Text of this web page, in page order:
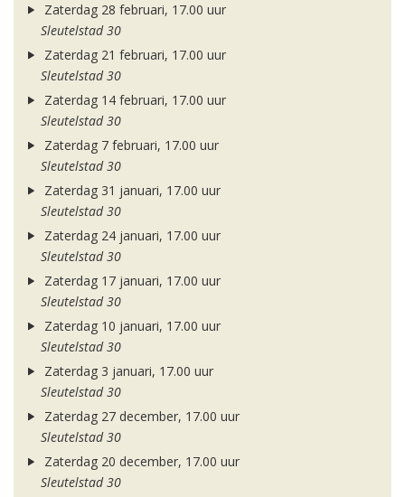
Zaterdag 28 februari, 17.00 uur
Sleutelstad 30
Zaterdag 21 februari, 17.00 uur
Sleutelstad 30
Zaterdag 14 februari, 17.00 uur
Sleutelstad 30
Zaterdag 7 februari, 17.00 uur
Sleutelstad 30
Zaterdag 31 januari, 17.00 uur
Sleutelstad 30
Zaterdag 24 januari, 17.00 uur
Sleutelstad 30
Zaterdag 17 januari, 17.00 uur
Sleutelstad 30
Zaterdag 10 januari, 17.00 uur
Sleutelstad 30
Zaterdag 3 januari, 17.00 uur
Sleutelstad 30
Zaterdag 27 december, 17.00 uur
Sleutelstad 30
Zaterdag 20 december, 17.00 uur
Sleutelstad 30